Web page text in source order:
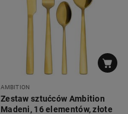
AMBITION
Zestaw sztućców Ambition
Madeni, 16 elementów, złote